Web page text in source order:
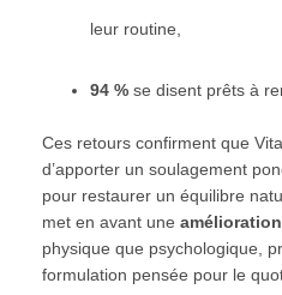
leur routine,
94 % se disent prêts à
Ces retours confirment que
d’apporter un soulagement
pour restaurer un équilibre
met en avant une
physique que psychologique,
formulation pensée pour le